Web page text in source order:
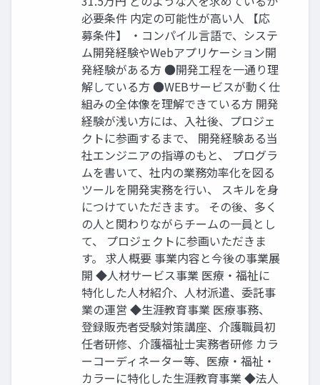
必要条件 内定の可能性が高い人 【応
募条件】 ・コンパイル言語で、システ
ム開発経験やWebアプリケーション開
発経験がある方 ●開発工程を一通り理
解している方 ●WEBサービスが動く仕
組みの全体像を理解できている方 開発
経験が浅い方には、入社後、プロジェ
クトに参画するまで、 開発経験ある当
社エンジニアの指導のもと、 プログラ
ムを書いて、社内の業務効率化を図る
ツールを開発実務を行い、 スキルを身
につけていただきます。 その後、多く
の人と関わりながらチームの一員とし
て、 プロジェクトに参画いただきま
す。 求人概要 事業内容と今後の事業展
開 ◆人材サービス事業 医療・福祉に
特化した人材紹介、人材派遣、委託事
業の運営 ◆⽣涯教育事業 医療事務、
登録販売者受験対策講座、介護職員初
任者研修、介護福祉士実務者研修 カラ
ーコーディネーター等、医療・福祉・
カラーに特化した⽣涯教育事業 ◆法人